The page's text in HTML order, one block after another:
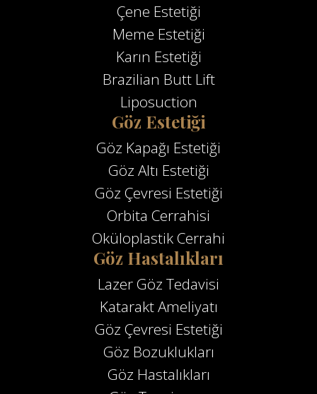
Çene Estetiği
Meme Estetiği
Karın Estetiği
Brazilian Butt Lift
Liposuction
Göz Estetiği
Göz Kapağı Estetiği
Göz Altı Estetiği
Göz Çevresi Estetiği
Orbita Cerrahisi
Oküloplastik Cerrahi
Göz Hastalıkları
Lazer Göz Tedavisi
Katarakt Ameliyatı
Göz Çevresi Estetiği
Göz Bozuklukları
Göz Hastalıkları